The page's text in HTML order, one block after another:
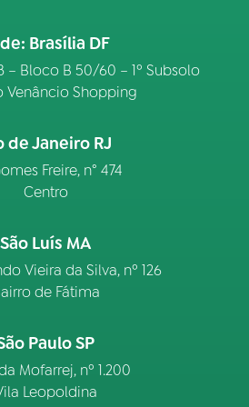
Brasília DF
– Bloco B 50/60 – 1º Subsolo
Venâncio Shopping
de Janeiro RJ
Freire, n° 474
Centro
São Luís MA
Vieira da Silva, nº 126
de Fátima
Paulo SP
Mofarrej, nº 1.200
Leopoldina